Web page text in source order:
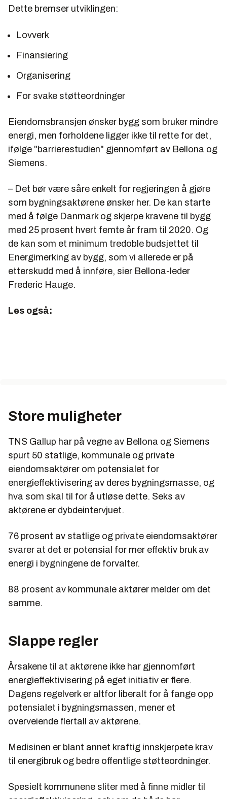
Dette bremser utviklingen:
Lovverk
Finansiering
Organisering
For svake støtteordninger
Eiendomsbransjen ønsker bygg som bruker mindre
energi, men forholdene ligger ikke til rette for det,
ifølge "barrierestudien" gjennomført av Bellona og
Siemens.
– Det bør være såre enkelt for regjeringen å gjøre
som bygningsaktørene ønsker her. De kan starte
med å følge Danmark og skjerpe kravene til bygg
med 25 prosent hvert femte år fram til 2020. Og
de kan som et minimum tredoble budsjettet til
Energimerking av bygg, som vi allerede er på
etterskudd med å innføre, sier Bellona-leder
Frederic Hauge.
Les også:
Store muligheter
TNS Gallup har på vegne av Bellona og Siemens
spurt 50 statlige, kommunale og private
eiendomsaktører om potensialet for
energieffektivisering av deres bygningsmasse, og
hva som skal til for å utløse dette. Seks av
aktørene er dybdeintervjuet.
76 prosent av statlige og private eiendomsaktører
svarer at det er potensial for mer effektiv bruk av
energi i bygningene de forvalter.
88 prosent av kommunale aktører melder om det
samme.
Slappe regler
Årsakene til at aktørene ikke har gjennomført
energieffektivisering på eget initiativ er flere.
Dagens regelverk er altfor liberalt for å fange opp
potensialet i bygningsmassen, mener et
overveiende flertall av aktørene.
Medisinen er blant annet kraftig innskjerpete krav
til energibruk og bedre offentlige støtteordninger.
Spesielt kommunene sliter med å finne midler til